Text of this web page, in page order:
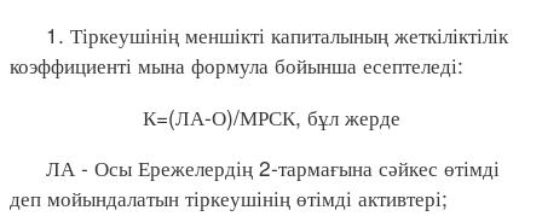
1. Тіркеушінің меншікті капиталының жеткіліктілік
коэффициенті мына формула бойынша есептеледі:
К=(ЛА-О)/МРСК, бұл жерде
ЛА - Осы Ережелердің 2-тармағына сәйкес өтімді
деп мойындалатын тіркеушінің өтімді активтері;